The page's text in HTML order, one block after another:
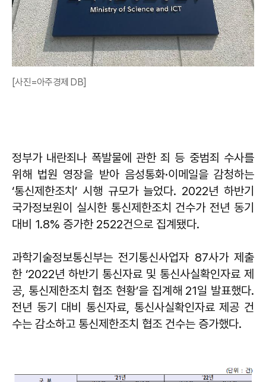
[사진=아주경제 DB]
정부가 내란죄나 폭발물에 관한 죄 등 중범죄 수사를
위해 법원 영장을 받아 음성통화·이메일을 감청하는
‘통신제한조치’ 시행 규모가 늘었다. 2022년 하반기
국가정보원이 실시한 통신제한조치 건수가 전년 동기
대비 1.8% 증가한 2522건으로 집계됐다.
과학기술정보통신부는 전기통신사업자 87사가 제출
한 ‘2022년 하반기 통신자료 및 통신사실확인자료 제
공, 통신제한조치 협조 현황’을 집계해 21일 발표했다.
전년 동기 대비 통신자료, 통신사실확인자료 제공 건
수는 감소하고 통신제한조치 협조 건수는 증가했다.